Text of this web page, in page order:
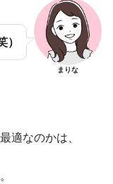
まりな
適なのかは、